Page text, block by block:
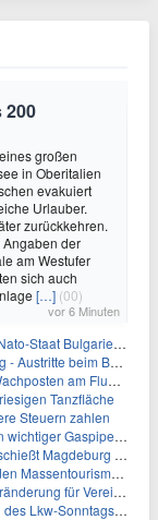
200
großen
in Oberitalien
evakuiert
Urlauber.
zurückkehren.
Angaben der
am Westufer
sich auch
[…] (00)
vor 6 Minuten
Staat Bulgarien ein
BSW Sachsen-Anhalt
am Flughafen
Tanzfläche
Steuern zahlen
Gaspipeline explodiert
Magdeburg ab
auf Mallorca
für Vereine
Sonntagsfahrverbots